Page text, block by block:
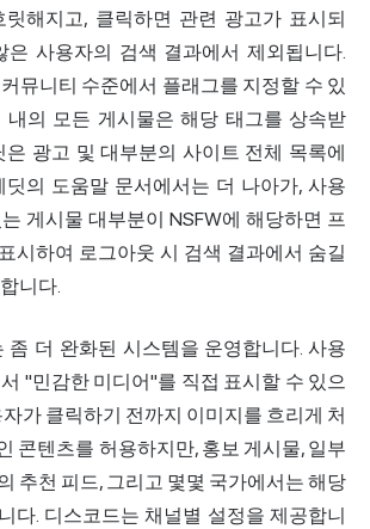
해지고, 클릭하면 관련 광고가 표시되
은 사용자의 검색 결과에서 제외됩니다.
뮤니티 수준에서 플래그를 지정할 수 있
내의 모든 게시물은 해당 태그를 상속받
은 광고 및 대부분의 사이트 전체 목록에
딧의 도움말 문서에서는 더 나아가, 사용
게시물 대부분이 NSFW에 해당하면 프
시하여 로그아웃 시 검색 결과에서 숨길
니다.
좀 더 완화된 시스템을 운영합니다. 사용
"민감한 미디어"를 직접 표시할 수 있으
가 클릭하기 전까지 이미지를 흐리게 처
콘텐츠를 허용하지만, 홍보 게시물, 일부
추천 피드, 그리고 몇몇 국가에서는 해당
다. 디스코드는 채널별 설정을 제공합니